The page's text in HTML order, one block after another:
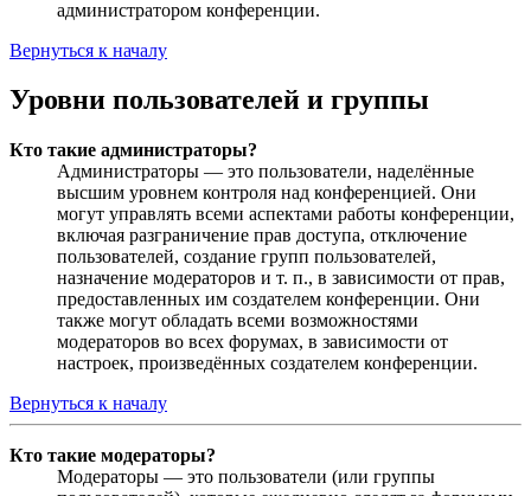
администратором конференции.
Вернуться к началу
Уровни пользователей и группы
Кто такие администраторы?
Администраторы — это пользователи, наделённые
высшим уровнем контроля над конференцией. Они
могут управлять всеми аспектами работы конференции,
включая разграничение прав доступа, отключение
пользователей, создание групп пользователей,
назначение модераторов и т. п., в зависимости от прав,
предоставленных им создателем конференции. Они
также могут обладать всеми возможностями
модераторов во всех форумах, в зависимости от
настроек, произведённых создателем конференции.
Вернуться к началу
Кто такие модераторы?
Модераторы — это пользователи (или группы